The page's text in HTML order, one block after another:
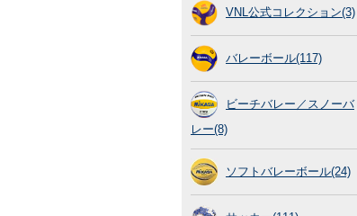
VNL公式コレクション(3)
バレーボール(117)
ビーチバレー／スノーバ
レー(8)
ソフトバレーボール(24)